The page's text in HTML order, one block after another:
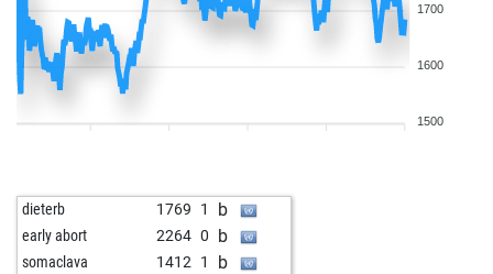
1700
1600
1500
dieterb 1769 1 b
early abort 2264 0 b
somaclava 1412 1 b